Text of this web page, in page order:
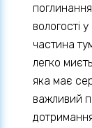
вологості
частина
легко
яка має
важливий